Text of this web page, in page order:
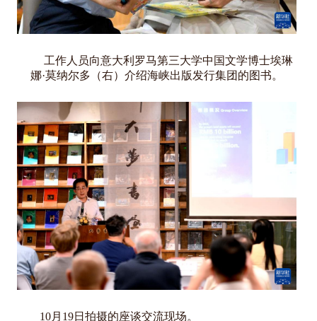
工作人员向意大利罗马第三大学中国文学博士埃琳
娜·莫纳尔多（右）介绍海峡出版发行集团的图书。
10月19日拍摄的座谈交流现场。